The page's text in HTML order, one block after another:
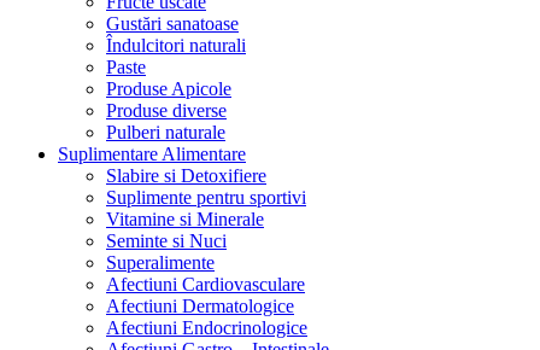
Gustări sanatoase
Îndulcitori naturali
Paste
Produse Apicole
Produse diverse
Pulberi naturale
Suplimentare Alimentare
Slabire si Detoxifiere
Suplimente pentru sportivi
Vitamine si Minerale
Seminte si Nuci
Superalimente
Afectiuni Cardiovasculare
Afectiuni Dermatologice
Afectiuni Endocrinologice